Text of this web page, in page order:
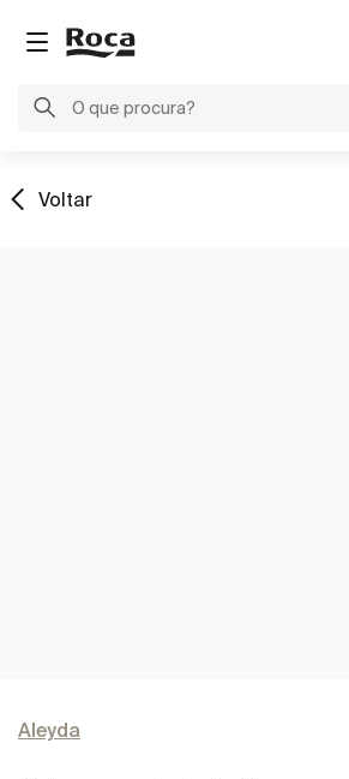
Voltar
Aleyda